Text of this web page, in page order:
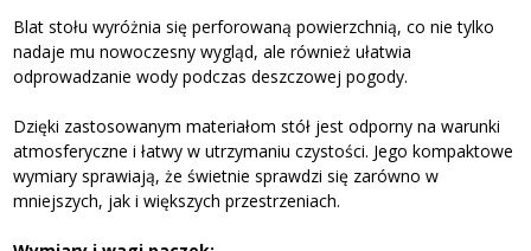
Blat stołu wyróżnia się perforowaną powierzchnią, co nie tylko
nadaje mu nowoczesny wygląd, ale również ułatwia
odprowadzanie wody podczas deszczowej pogody.
Dzięki zastosowanym materiałom stół jest odporny na warunki
atmosferyczne i łatwy w utrzymaniu czystości. Jego kompaktowe
wymiary sprawiają, że świetnie sprawdzi się zarówno w
mniejszych, jak i większych przestrzeniach.